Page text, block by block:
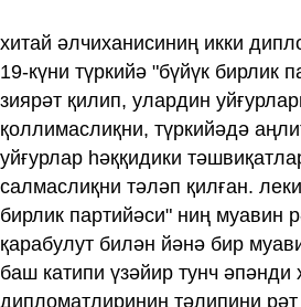
хитай әлчиханисиниң икки
19-күни түркийә "бүйүк бирлик
зиярәт қилип, улардин
қоллимаслиқни, түркийәдә
уйғурлар һәққидики
салмаслиқни тәләп қилған.
бирлик партийәси" ниң муавин
қарабулут билән йәнә бир
баш катипи үзәйир тунч әпәнди
дипломатлириниң тәлипини рәт